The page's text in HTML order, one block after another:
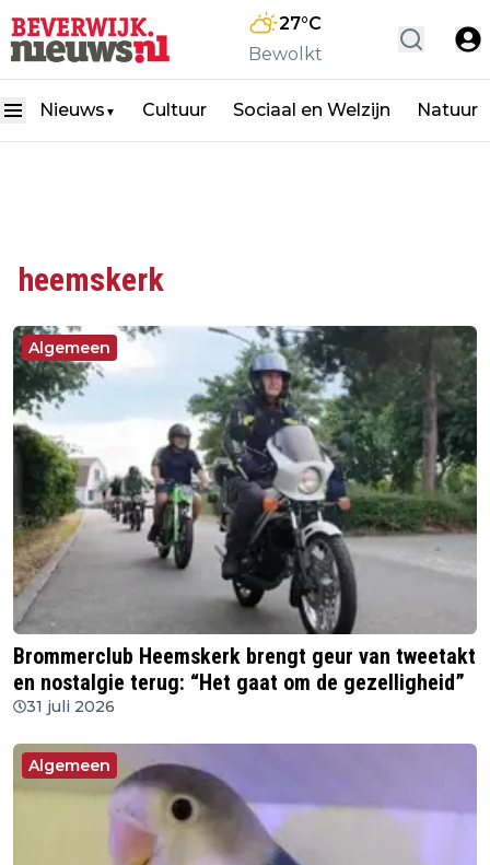
27°C
Bewolkt
Nieuws ▼ Cultuur Sociaal en Welzijn Natuur
heemskerk
Algemeen
Brommerclub Heemskerk brengt geur van tweetakt
en nostalgie terug: “Het gaat om de gezelligheid”
31 juli 2026
Algemeen